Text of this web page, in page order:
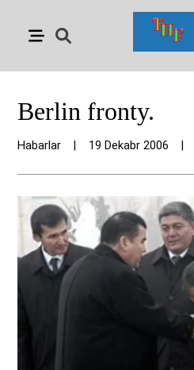
Berlin fronty.
Habarlar 19 Dekabr 2006